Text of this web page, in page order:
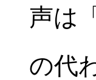
声は
の代